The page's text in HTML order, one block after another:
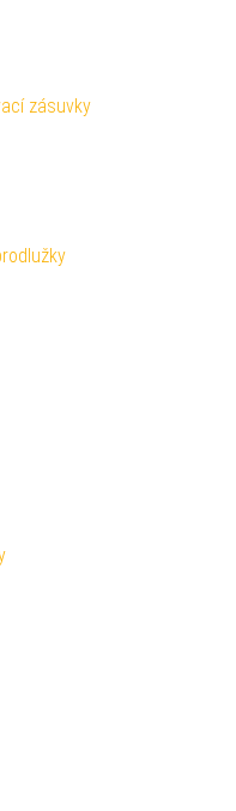
zásuvky